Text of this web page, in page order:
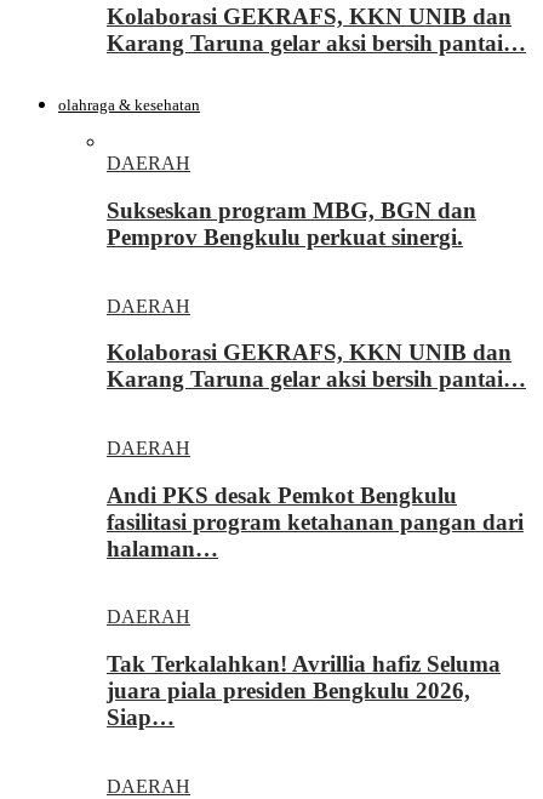
Kolaborasi GEKRAFS, KKN UNIB dan
Karang Taruna gelar aksi bersih pantai…
olahraga & kesehatan
DAERAH
Sukseskan program MBG, BGN dan
Pemprov Bengkulu perkuat sinergi.
DAERAH
Kolaborasi GEKRAFS, KKN UNIB dan
Karang Taruna gelar aksi bersih pantai…
DAERAH
Andi PKS desak Pemkot Bengkulu
fasilitasi program ketahanan pangan dari
halaman…
DAERAH
Tak Terkalahkan! Avrillia hafiz Seluma
juara piala presiden Bengkulu 2026,
Siap…
DAERAH